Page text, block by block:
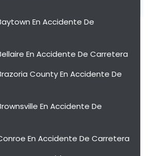
En Accidente De
En Accidente De Carretera
County En Accidente De
En Accidente De
En Accidente De Carretera